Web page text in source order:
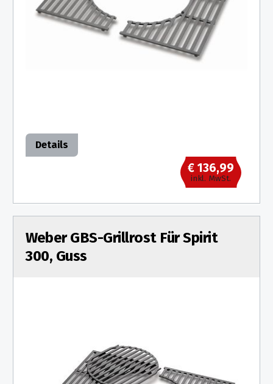
Details
€ 136,99
inkl. MwSt.
Weber GBS-Grillrost Für Spirit
300, Guss